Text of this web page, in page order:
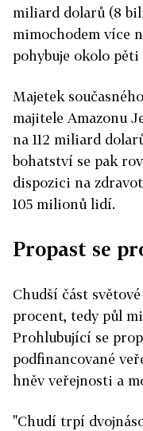
miliard dolarů (8
mimochodem více
pohybuje okolo
Majetek
majitele Amazonu
na 112 miliard
bohatství se pak
dispozici na
105 milionů lidí.
Propast se
Chudší část
procent, tedy půl
Prohlubující se
podfinancované
hněv veřejnosti a
"Chudí trpí